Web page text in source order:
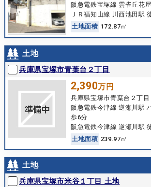
阪急電鉄宝塚線 雲雀丘花
ＪＲ福知山線 川西池田駅
土地面積 172.87㎡
土地
兵庫県宝塚市青葉台２丁目
2,390万円
兵庫県宝塚市青葉台２丁目
阪急電鉄今津線 逆瀬川駅
歩6分
阪急電鉄今津線 逆瀬川駅
土地面積 239.97㎡
土地
兵庫県宝塚市米谷１丁目 土地